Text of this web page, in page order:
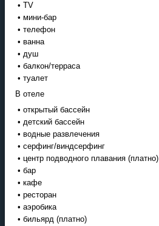
• TV
• мини-бар
• телефон
• ванна
• душ
• балкон/терраса
• туалет
В отеле
• открытый бассейн
• детский бассейн
• водные развлечения
• серфинг/виндсерфинг
• центр подводного плавания (платно)
• бар
• кафе
• ресторан
• аэробика
• бильярд (платно)